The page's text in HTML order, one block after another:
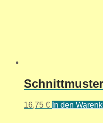
16,75 € In den